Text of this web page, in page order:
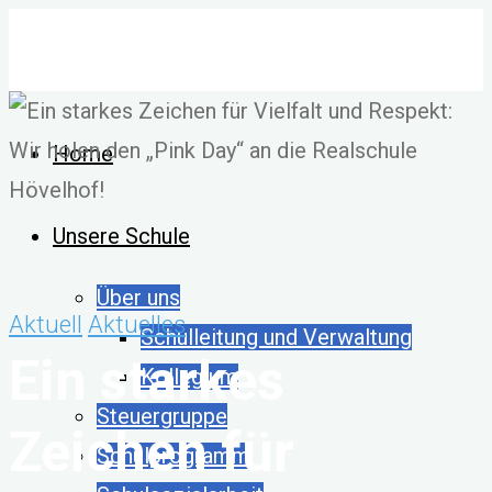
springen
Home
Unsere Schule
Über uns
Schulleitung und Verwaltung
Kollegium
Steuergruppe
Schulprogramm
Aktuell Aktuelles
Ein starkes
Zeichen für